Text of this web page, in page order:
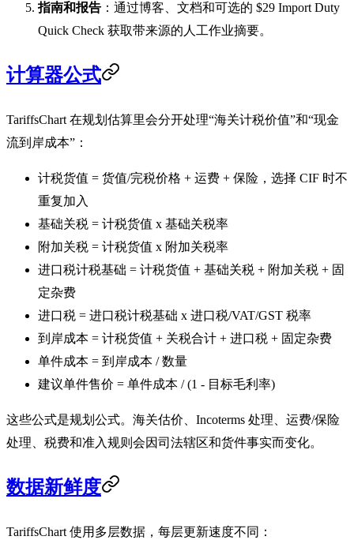
指南和报告 ：通过博客、文档和可选的 $29 Import Duty
Quick Check 获取带来源的人工作业摘要。
计算器公式
TariffsChart 在规划估算里会分开处理“海关计税价值”和“现金
流到岸成本”：
计税货值 = 货值/完税价格 + 运费 + 保险，选择 CIF 时不
重复加入
基础关税 = 计税货值 x 基础关税率
附加关税 = 计税货值 x 附加关税率
进口税计税基础 = 计税货值 + 基础关税 + 附加关税 + 固
定杂费
进口税 = 进口税计税基础 x 进口税/VAT/GST 税率
到岸成本 = 计税货值 + 关税合计 + 进口税 + 固定杂费
单件成本 = 到岸成本 / 数量
建议单件售价 = 单件成本 / (1 - 目标毛利率)
这些公式是规划公式。海关估价、Incoterms 处理、运费/保险
处理、税费和准入规则会因司法辖区和货件事实而变化。
数据新鲜度
TariffsChart 使用多层数据，每层更新速度不同：